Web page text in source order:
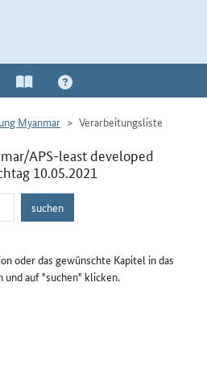
Myanmar Verarbeitungsliste
APS-least developed
10.05.2021
oder das gewünschte Kapitel in das
und auf "suchen" klicken.